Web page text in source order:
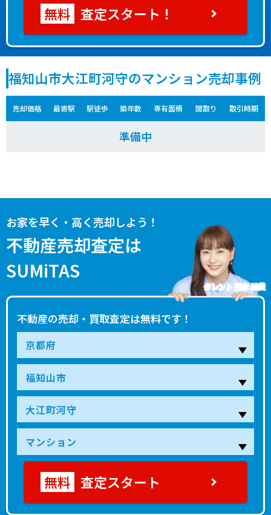
査定スタート！
福知山市大江町河守のマンション売却事例
売却価格 最寄駅 駅徒歩 築年数 専有面積 間取り 取引時期
準備中
お家を早く・高く売却しよう！
不動産売却査定は
SUMiTAS
不動産の売却・買取査定は無料です！
タレント 藤本 美貴
査定スタート